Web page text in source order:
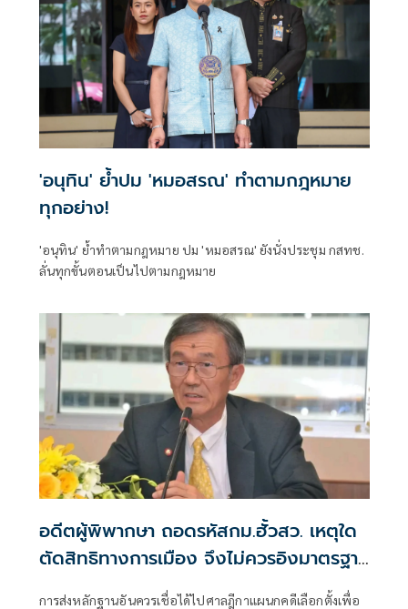
'อนุทิน' ย้ำปม 'หมอสรณ' ทำตามกฎหมาย
ทุกอย่าง!
'อนุทิน' ย้ำทำตามกฎหมาย ปม 'หมอสรณ' ยังนั่งประชุม กสทช.
ลั่นทุกขั้นตอนเป็นไปตามกฎหมาย
อดีตผู้พิพากษา ถอดรหัสกม.ฮั้วสว. เหตุใด
ตัดสิทธิทางการเมือง จึงไม่ควรอิงมาตรฐาน
เดียวกับคดีอาญา
การส่งหลักฐานอันควรเชื่อได้ไปศาลฎีกาแผนกคดีเลือกตั้งเพื่อ